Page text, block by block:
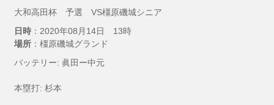
大和高田杯 予選 VS橿原磯城シニア
日時 ：2020年08月14日 13時
場所 ：橿原磯城グランド
バッテリー: 眞田ー中元
本塁打: 杉本